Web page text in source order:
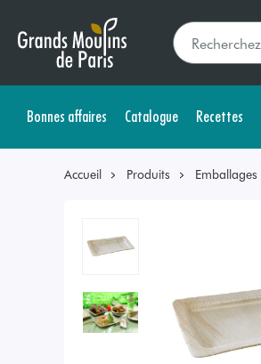
Bonnes affaires Catalogue Recettes
Accueil Produits Emballages